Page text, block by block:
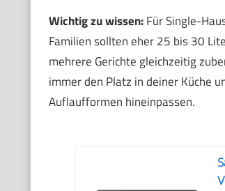
Wichtig zu wissen:Für Single-
Familien sollten eher 25 bis 30
mehrere Gerichte gleichzeitig
immer den Platz in deiner Küche
Auflaufformen hineinpassen.